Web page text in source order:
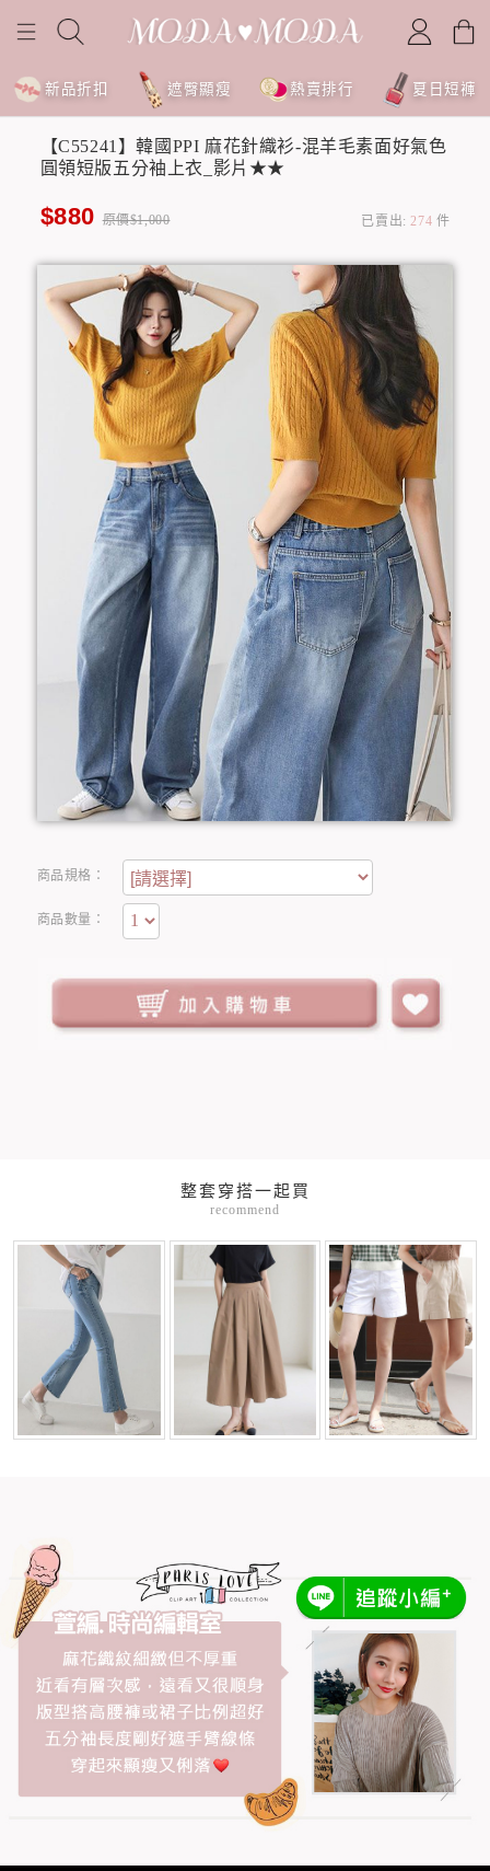
新品折扣 遮臀顯瘦 熱賣排行 夏日短褲
【C55241】韓國PPI 麻花針織衫-混羊毛素面好氣色
圓領短版五分袖上衣_影片★★
$880 原價$1,000 已賣出:274 件
商品規格：
商品數量：
整套穿搭一起買
recommend